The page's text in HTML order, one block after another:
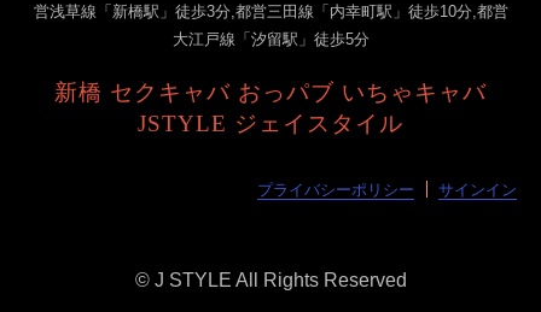
営浅草線「新橋駅」徒歩3分,都営三田線「内幸町駅」徒歩10分,都営
大江戸線「汐留駅」徒歩5分
新橋 セクキャバ おっパブ いちゃキャバ
JSTYLE ジェイスタイル
プライバシーポリシー サインイン
© J STYLE All Rights Reserved